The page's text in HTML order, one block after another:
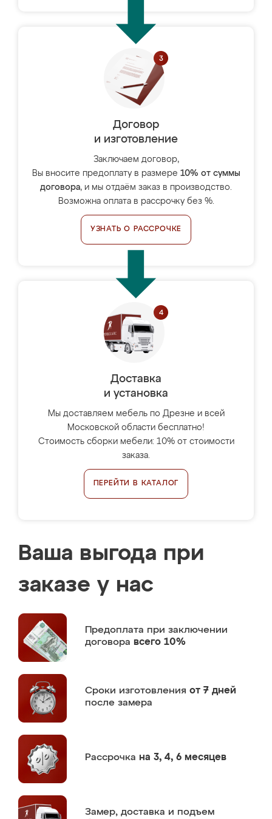
Договор
и изготовление
Заключаем договор,
Вы вносите предоплату в размере 10% от суммы
договора, и мы отдаём заказ в производство.
Возможна оплата в рассрочку без %.
УЗНАТЬ О РАССРОЧКЕ
Доставка
и установка
Мы доставляем мебель по Дрезне и всей
Московской области бесплатно!
Стоимость сборки мебели: 10% от стоимости
заказа.
ПЕРЕЙТИ В КАТАЛОГ
Ваша выгода при
заказе у нас
Предоплата при заключении
договора всего 10%
Сроки изготовления от 7 дней
после замера
Рассрочка на 3, 4, 6 месяцев
Замер, доставка и подъем